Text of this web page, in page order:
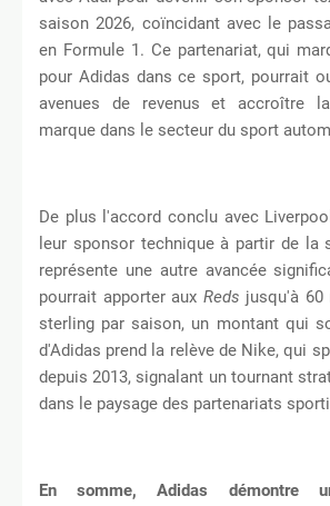
saison 2026, coïncidant avec le
en Formule 1. Ce partenariat, qui
pour Adidas dans ce sport, pourrait
avenues de revenus et accroître
marque dans le secteur du sport
De plus l'accord conclu avec
leur sponsor technique à partir de la
représente une autre avancée
pourrait apporter aux Reds jusqu'à
sterling par saison, un montant qui
d'Adidas prend la relève de Nike, qui
depuis 2013, signalant un tournant
dans le paysage des partenariats
En somme, Adidas démontre